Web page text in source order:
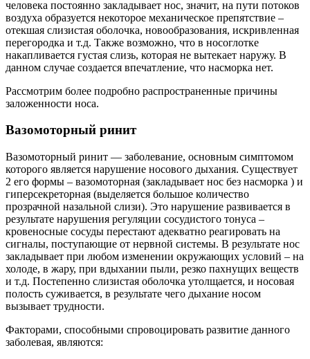
человека постоянно закладывает нос, значит, на пути потоков
воздуха образуется некоторое механическое препятствие –
отекшая слизистая оболочка, новообразования, искривленная
перегородка и т.д. Также возможно, что в носоглотке
накапливается густая слизь, которая не вытекает наружу. В
данном случае создается впечатление, что насморка нет.
Рассмотрим более подробно распространенные причины
заложенности носа.
Вазомоторный ринит
Вазомоторный ринит — заболевание, основным симптомом
которого является нарушение носового дыхания. Существует
2 его формы – вазомоторная (закладывает нос без насморка ) и
гиперсекреторная (выделяется большое количество
прозрачной назальной слизи). Это нарушение развивается в
результате нарушения регуляции сосудистого тонуса –
кровеносные сосуды перестают адекватно реагировать на
сигналы, поступающие от нервной системы. В результате нос
закладывает при любом изменении окружающих условий – на
холоде, в жару, при вдыхании пыли, резко пахнущих веществ
и т.д. Постепенно слизистая оболочка утолщается, и носовая
полость суживается, в результате чего дыхание носом
вызывает трудности.
Факторами, способными спровоцировать развитие данного
заболевая, являются: